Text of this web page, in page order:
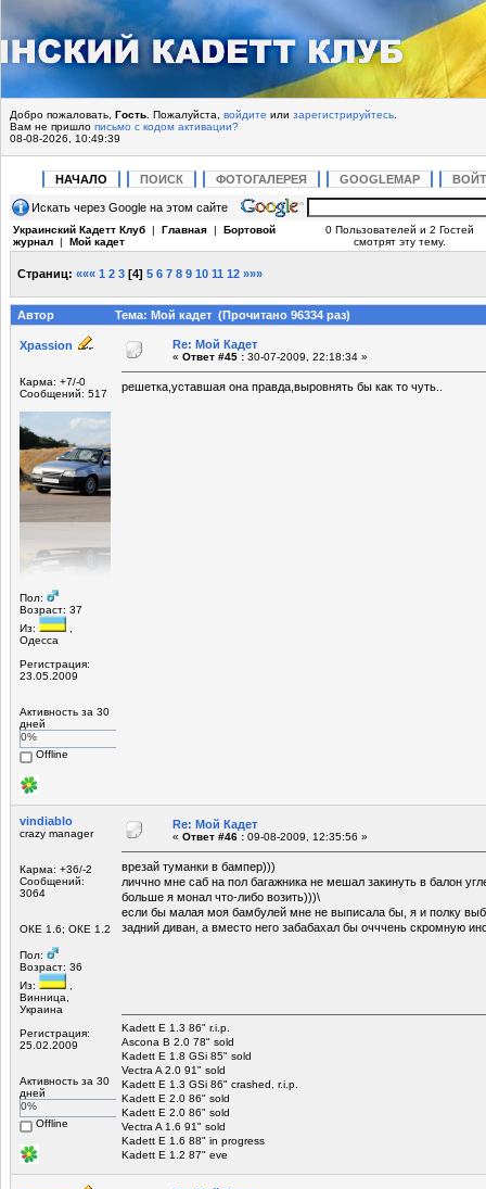
Добро пожаловать, Гость . Пожалуйста, войдите или зарегистрируйтесь
Вам не пришло письмо с кодом активации?
08-08-2026, 10:49:39
НАЧАЛО ПОИСК ФОТОГАЛЕРЕЯ GOOGLEMAP
Искать через Google на этом сайте
Украинский Кадетт Клуб | Главная | Бортовой
журнал | Мой кадет
0 Пользователей и 2 Гостей
смотрят эту тему.
Страниц: ««« 1 2 3 [4] 5 6 7 8 9 10 11 12 »»»
Автор Тема: Мой кадет (Прочитано 96334 раз)
Xpassion
Карма: +7/-0
Сообщений: 517
Пол:
Возраст: 37
Из:
Одесса
Регистрация:
23.05.2009
Активность за 30
дней
0%
Offline
Re: Мой Кадет
« Ответ #45 : 30-07-2009, 22:18:34 »
решетка,уставшая она правда,выровнять бы как то чуть..
vindiablo
crazy manager
Карма: +36/-2
Сообщений:
3064
ОКЕ 1.6; ОКЕ 1.2
Пол:
Возраст: 36
Из:
Винница,
Украина
Регистрация:
25.02.2009
Активность за 30
дней
0%
Offline
Re: Мой Кадет
« Ответ #46 : 09-08-2009, 12:35:56 »
врезай туманки в бампер)))
личчно мне саб на пол багажника не мешал закинуть в балон
больше я монал что-либо возить)))\
если бы малая моя бамбулей мне не выписала бы, я и полку
задний диван, а вместо него забабахал бы очччень скромную
Kadett E 1.3 86" r.i.p.
Ascona B 2.0 78" sold
Kadett E 1.8 GSi 85" sold
Vectra A 2.0 91" sold
Kadett E 1.3 GSi 86" crashed, r.i.p.
Kadett E 2.0 86" sold
Kadett E 2.0 86" sold
Vectra A 1.6 91" sold
Kadett E 1.6 88" in progress
Kadett E 1.2 87" eve